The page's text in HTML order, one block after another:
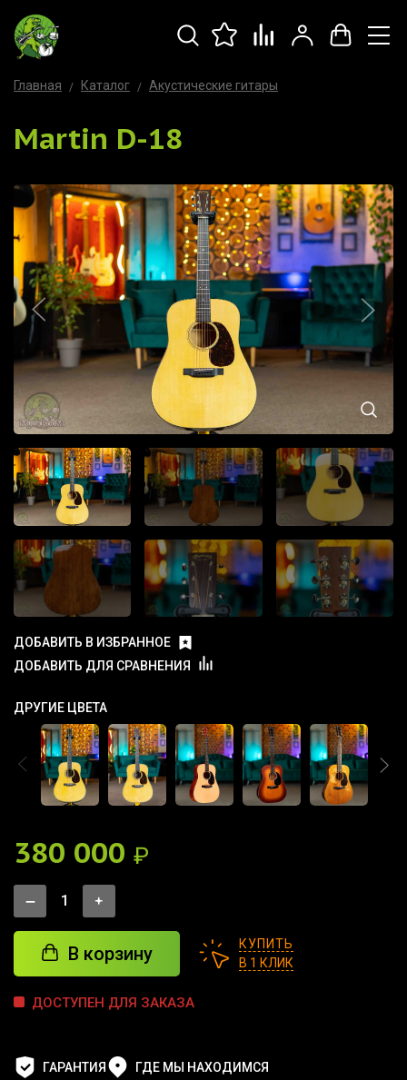
Главная Каталог Акустические гитары
Martin D-18
ДОБАВИТЬ В ИЗБРАННОЕ
ДОБАВИТЬ ДЛЯ СРАВНЕНИЯ
ДРУГИЕ ЦВЕТА
380 000 ₽
В корзину
КУПИТЬ
В 1 КЛИК
ДОСТУПЕН ДЛЯ ЗАКАЗА
ГАРАНТИЯ
ГДЕ МЫ НАХОДИМСЯ